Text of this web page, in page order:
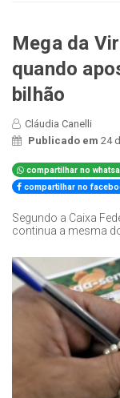
Mega da
quando
bilhão
Cláudia Canelli
Publicado em 24
compartilhar no
compartilhar no
Segundo a Caixa
continua a mesma